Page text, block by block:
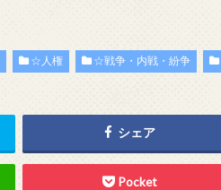
☆人権 ☆戦争・内戦・紛争
シェア
Pocket